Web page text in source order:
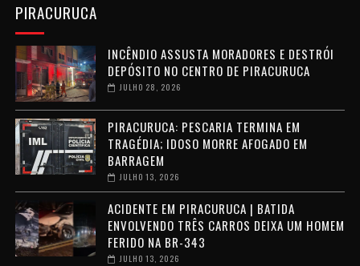
PIRACURUCA
INCÊNDIO ASSUSTA MORADORES E DESTRÓI
DEPÓSITO NO CENTRO DE PIRACURUCA
JULHO 28, 2026
PIRACURUCA: PESCARIA TERMINA EM
TRAGÉDIA; IDOSO MORRE AFOGADO EM
BARRAGEM
JULHO 13, 2026
ACIDENTE EM PIRACURUCA | BATIDA
ENVOLVENDO TRÊS CARROS DEIXA UM HOMEM
FERIDO NA BR-343
JULHO 13, 2026